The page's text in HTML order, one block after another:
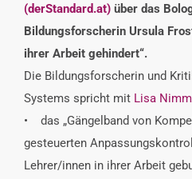
(derStandard.at) über das
Bildungsforscherin Ursula
ihrer Arbeit gehindert“.
Die Bildungsforscherin und
Systems spricht mit Lisa
• das „Gängelband von
gesteuerten
Lehrer/innen in ihrer Arbeit